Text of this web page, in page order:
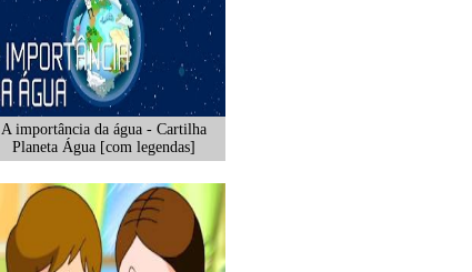
A importância da água - Cartilha
Planeta Água [com legendas]